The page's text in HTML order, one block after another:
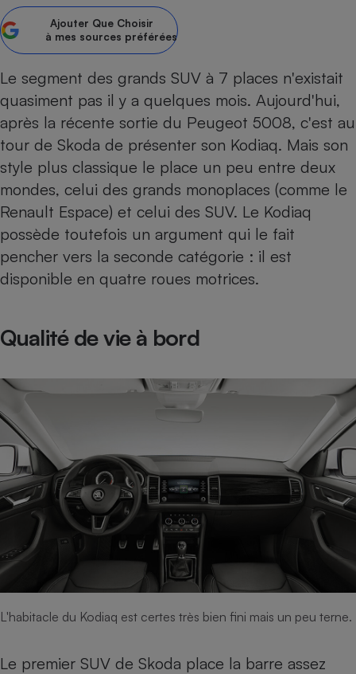
Ajouter Que Choisir
à mes sources préférées
Le segment des grands SUV à 7 places n'existait
quasiment pas il y a quelques mois. Aujourd'hui,
après la récente sortie du Peugeot 5008, c'est au
tour de Skoda de présenter son Kodiaq. Mais son
style plus classique le place un peu entre deux
mondes, celui des grands monoplaces (comme le
Renault Espace) et celui des SUV. Le Kodiaq
possède toutefois un argument qui le fait
pencher vers la seconde catégorie : il est
disponible en quatre roues motrices.
Qualité de vie à bord
L'habitacle du Kodiaq est certes très bien fini mais un peu terne.
Le premier SUV de Skoda place la barre assez
bouteille
Assurance emprunteur
Banque
Lave-linge
Plaque de cuisson à
Climatiseur -
Ventilateur
Téléviseur
Smartphone
Matelas
Climatiseur -
Ventilateur
Antimoustique